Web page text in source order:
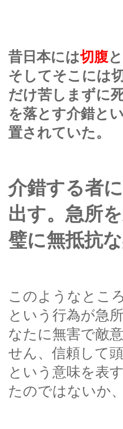
昔日本には切腹
そしてそこには
だけ苦しまずに
を落とす介錯と
置されていた。
介錯する者
出す。急所
璧に無抵抗な
このようなとこ
という行為が急
なたに無害で敵
せん、信頼して
という意味を表
たのではないか、